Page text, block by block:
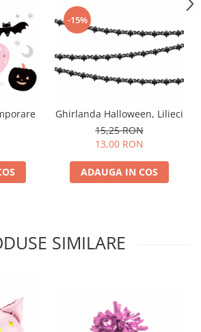
-15%
Ghirlanda Halloween, Lilieci
15,25 RON
13,00 RON
ADAUGA IN COS
SIMILARE